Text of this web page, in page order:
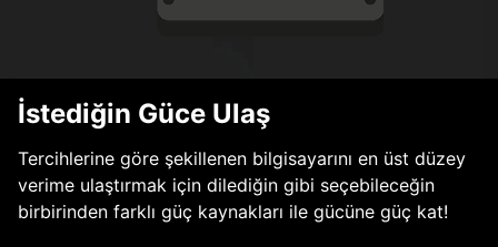
İstediğin Güce Ulaş
Tercihlerine göre şekillenen bilgisayarını en üst düzey
verime ulaştırmak için dilediğin gibi seçebileceğin
birbirinden farklı güç kaynakları ile gücüne güç kat!